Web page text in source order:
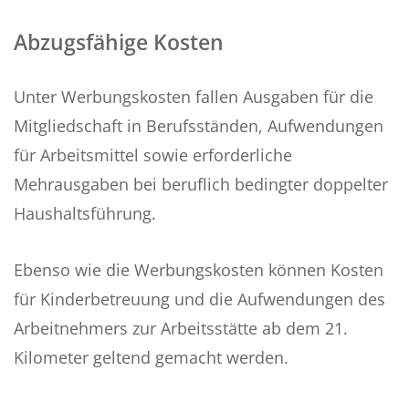
Abzugsfähige Kosten
Unter Werbungskosten fallen Ausgaben für die
Mitgliedschaft in Berufsständen, Aufwendungen
für Arbeitsmittel sowie erforderliche
Mehrausgaben bei beruflich bedingter doppelter
Haushaltsführung.
Ebenso wie die Werbungskosten können Kosten
für Kinderbetreuung und die Aufwendungen des
Arbeitnehmers zur Arbeitsstätte ab dem 21.
Kilometer geltend gemacht werden.